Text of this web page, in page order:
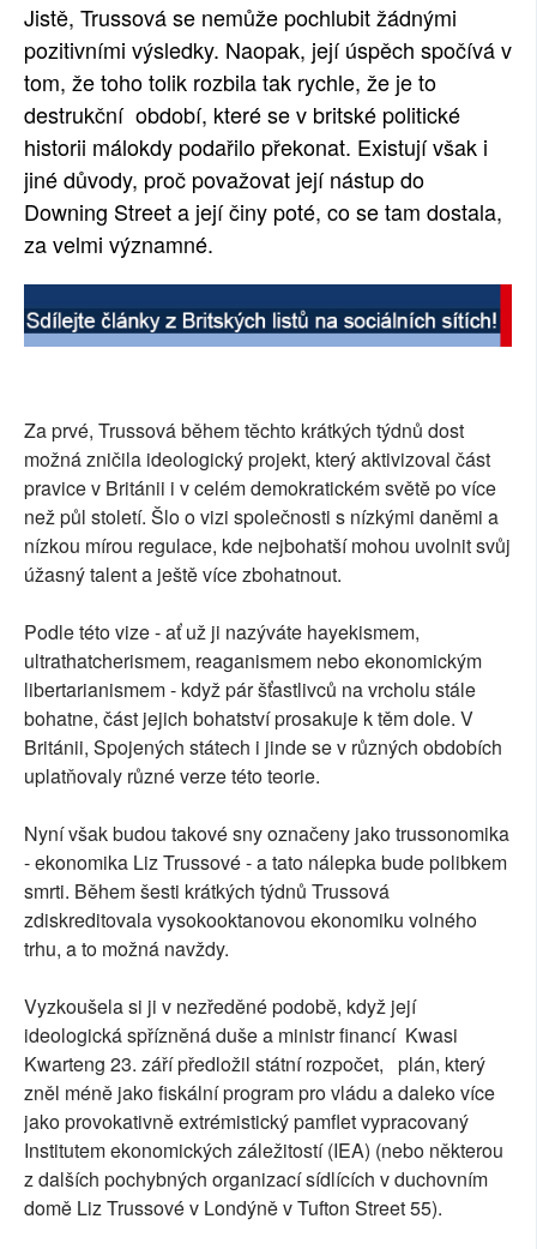
Jistě, Trussová se nemůže pochlubit žádnými
pozitivními výsledky. Naopak, její úspěch spočívá v
tom, že toho tolik rozbila tak rychle, že je to
destrukční období, které se v britské politické
historii málokdy podařilo překonat. Existují však i
jiné důvody, proč považovat její nástup do
Downing Street a její činy poté, co se tam dostala,
za velmi významné.
Za prvé, Trussová během těchto krátkých týdnů dost
možná zničila ideologický projekt, který aktivizoval část
pravice v Británii i v celém demokratickém světě po více
než půl století. Šlo o vizi společnosti s nízkými daněmi a
nízkou mírou regulace, kde nejbohatší mohou uvolnit svůj
úžasný talent a ještě více zbohatnout.
Podle této vize - ať už ji nazýváte hayekismem,
ultrathatcherismem, reaganismem nebo ekonomickým
libertarianismem - když pár šťastlivců na vrcholu stále
bohatne, část jejich bohatství prosakuje k těm dole. V
Británii, Spojených státech i jinde se v různých obdobích
uplatňovaly různé verze této teorie.
Nyní však budou takové sny označeny jako trussonomika
- ekonomika Liz Trussové - a tato nálepka bude polibkem
smrti. Během šesti krátkých týdnů Trussová
zdiskreditovala vysokooktanovou ekonomiku volného
trhu, a to možná navždy.
Vyzkoušela si ji v nezředěné podobě, když její
ideologická spřízněná duše a ministr financí Kwasi
Kwarteng 23. září předložil státní rozpočet, plán, který
zněl méně jako fiskální program pro vládu a daleko více
jako provokativně extrémistický pamflet vypracovaný
Institutem ekonomických záležitostí (IEA) (nebo některou
z dalších pochybných organizací sídlících v duchovním
domě Liz Trussové v Londýně v Tufton Street 55).